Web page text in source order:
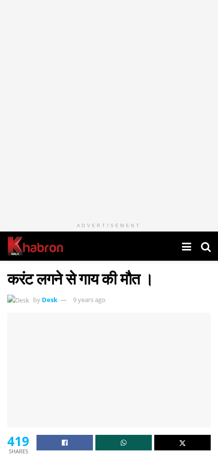
ADVERTISEMENT
करंट लगने से गाय की मौत ।
by Desk 9 years ago
419
SHARES